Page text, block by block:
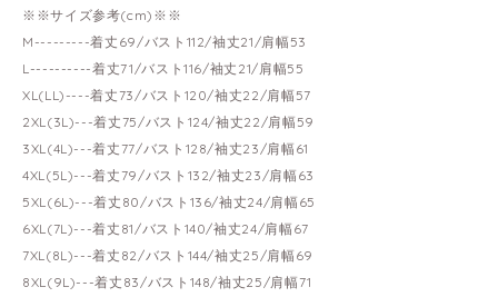
※※サイズ参考(cm)※※
M---------着丈69/バスト112/袖丈21/肩幅53
L----------着丈71/バスト116/袖丈21/肩幅55
XL(LL)----着丈73/バスト120/袖丈22/肩幅57
2XL(3L)---着丈75/バスト124/袖丈22/肩幅59
3XL(4L)---着丈77/バスト128/袖丈23/肩幅61
4XL(5L)---着丈79/バスト132/袖丈23/肩幅63
5XL(6L)---着丈80/バスト136/袖丈24/肩幅65
6XL(7L)---着丈81/バスト140/袖丈24/肩幅67
7XL(8L)---着丈82/バスト144/袖丈25/肩幅69
8XL(9L)---着丈83/バスト148/袖丈25/肩幅71